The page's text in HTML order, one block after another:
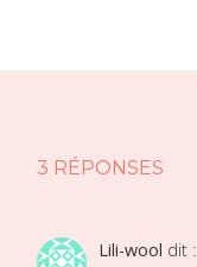
3 RÉPONSES
Lili-wool dit :